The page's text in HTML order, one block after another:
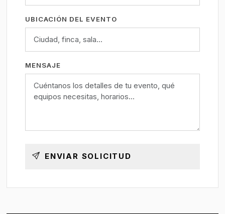
UBICACIÓN DEL EVENTO
MENSAJE
ENVIAR SOLICITUD